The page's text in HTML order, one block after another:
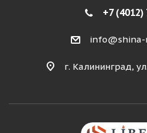
+7 (4012)
info@shina-
г. Калининград,